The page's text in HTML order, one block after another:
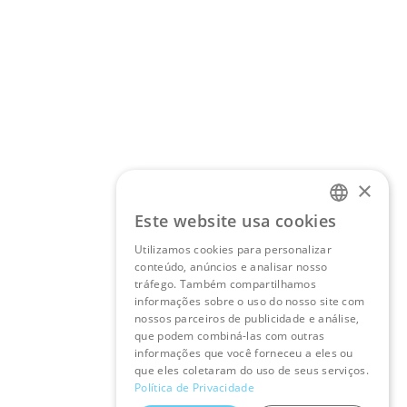
PORTUGUESE
×
Este website usa cookies
Utilizamos cookies para personalizar
conteúdo, anúncios e analisar nosso
tráfego. Também compartilhamos
informações sobre o uso do nosso site com
nossos parceiros de publicidade e análise,
que podem combiná-las com outras
informações que você forneceu a eles ou
que eles coletaram do uso de seus serviços.
Política de Privacidade